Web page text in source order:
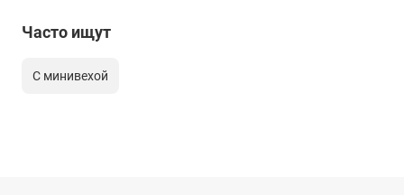
Часто ищут
С минивехой